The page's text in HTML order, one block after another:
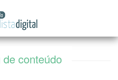
do
Jornalista
Digital
conteúdo